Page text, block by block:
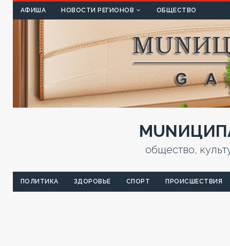
АФИША НОВОСТИ РЕГИОНОВ ОБЩЕСТВО
общество,
ПОЛИТИКА ЗДОРОВЬЕ СПОРТ ПРОИСШЕСТВИЯ